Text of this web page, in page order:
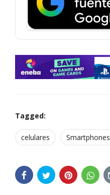
Tagged:
celulares Smartphones